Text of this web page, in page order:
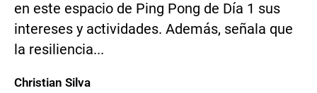
en este espacio de Ping Pong de Día 1 sus
intereses y actividades. Además, señala que
la resiliencia...
Christian Silva